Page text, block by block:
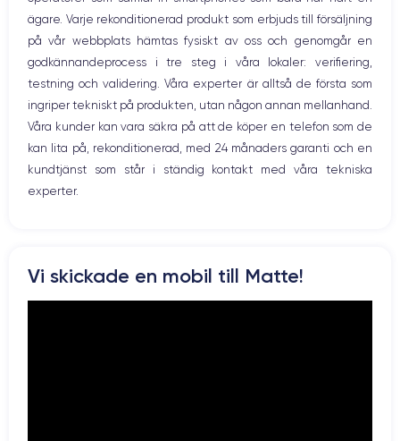
GPU 4 cœurs 3.1 GHz
12 Mpx 12 Mpx
Résolution vidéo
4K - 3840 x 2160 px
Recharge rapide
Oui, minimum 20W
Batterie Type de SIM
Pour découvrir toutes les caractéristiques de ce smartphone,
Nätverk
Vibration
Prise USB
ägare. Varje rekonditionerad produkt som erbjuds till försäljning
på vår webbplats hämtas fysiskt av oss och genomgår en
godkännandeprocess i tre steg i våra lokaler: verifiering,
testning och validering. Våra experter är alltså de första som
ingriper tekniskt på produkten, utan någon annan mellanhand.
Våra kunder kan vara säkra på att de köper en telefon som de
kan lita på, rekonditionerad, med 24 månaders garanti och en
kundtjänst som står i ständig kontakt med våra tekniska
experter.
Vi skickade en mobil till Matte!